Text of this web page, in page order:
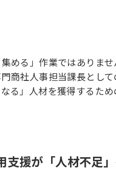
める」作業ではありま
商社人事担当課長とし
る」人材を獲得するた
支援が「人材不足